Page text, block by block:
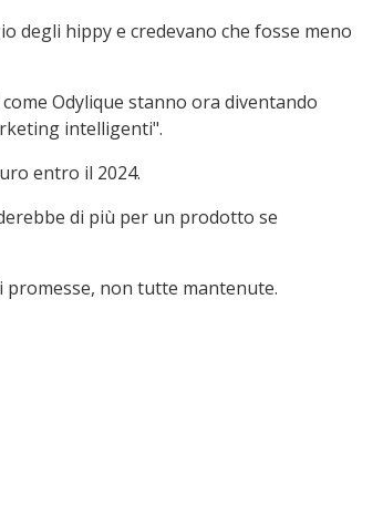
degli hippy e credevano che fosse meno
Odylique stanno ora diventando
intelligenti".
entro il 2024.
di più per un prodotto se
promesse, non tutte mantenute.